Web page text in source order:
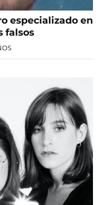
especializado en
falsos